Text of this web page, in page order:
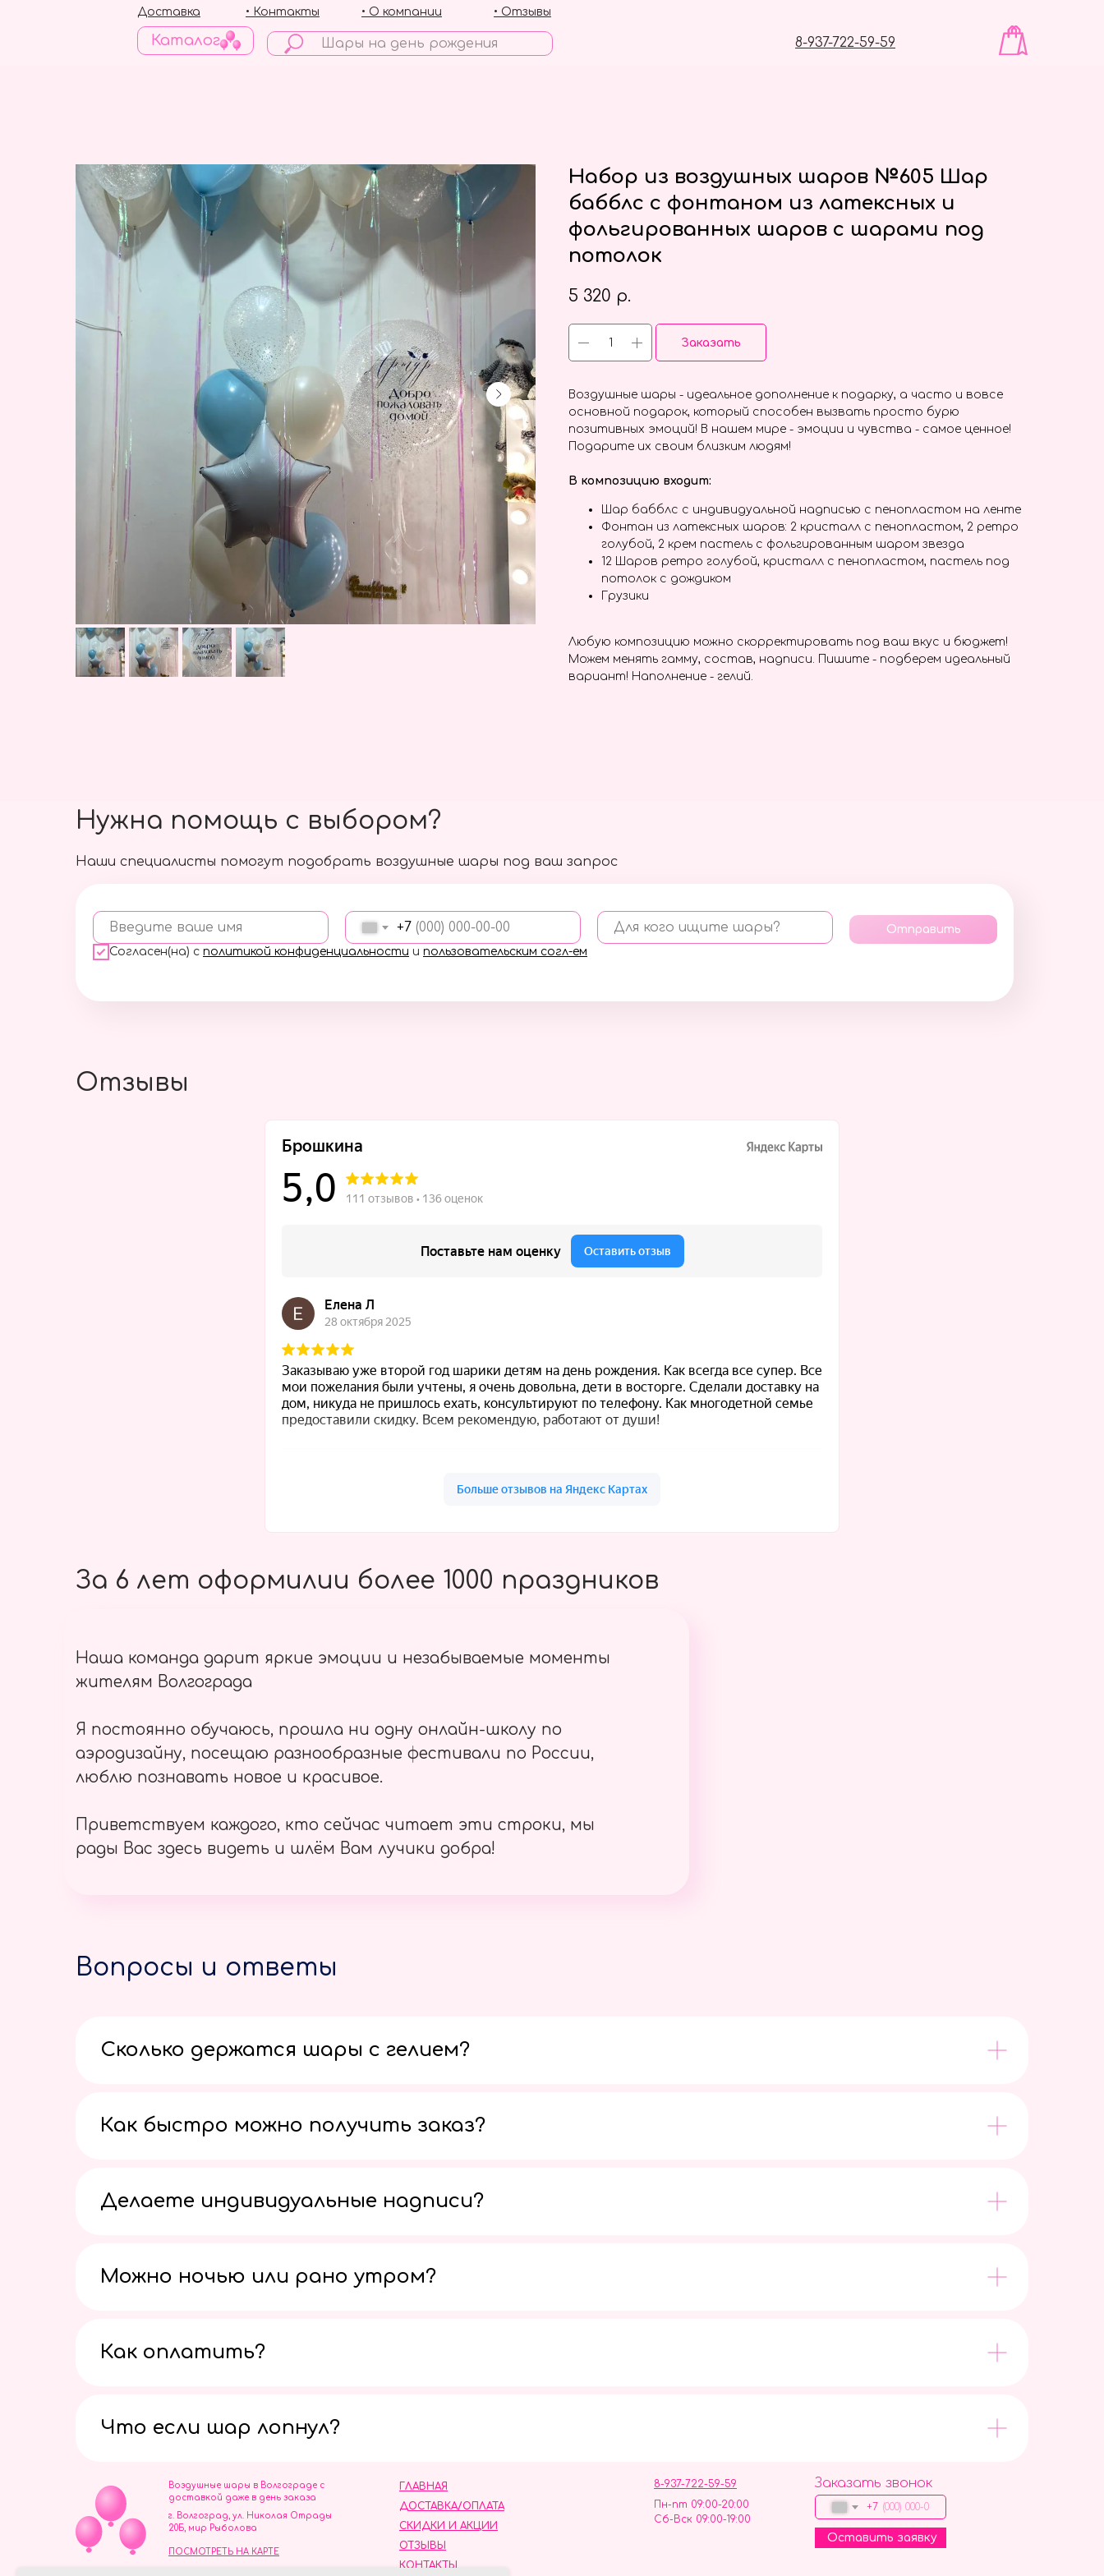
Каталог 8-937-722-59-59
• Отзывы
• О компании
• Контакты
Доставка
Набор из воздушных шаров №605 Шар
бабблс с фонтаном из латексных и
фольгированных шаров с шарами под
потолок
5 320 р.
Заказать
Воздушные шары - идеальное дополнение к подарку, а часто и вовсе
основной подарок, который способен вызвать просто бурю
позитивных эмоций! В нашем мире - эмоции и чувства - самое ценное!
Подарите их своим близким людям!
В композицию входит:
Шар бабблс с индивидуальной надписью с пенопластом на ленте
Фонтан из латексных шаров: 2 кристалл с пенопластом, 2 ретро
голубой, 2 крем пастель с фольгированным шаром звезда
12 Шаров ретро голубой, кристалл с пенопластом, пастель под
потолок с дождиком
Грузики
Любую композицию можно скорректировать под ваш вкус и бюджет!
Можем менять гамму, состав, надписи. Пишите - подберем идеальный
вариант! Наполнение - гелий.
Наши специалисты помогут подобрать воздушные шары под ваш запрос
Введите ваше имя +7 Для кого ищите шары?
Согласен(на) с политикой конфиденциальности и пользовательским согл-ем
Отправить
Нужна помощь с выбором?
Отзывы
За 6 лет оформилии более 1000 праздников
Наша команда дарит яркие эмоции и незабываемые моменты
жителям Волгограда
Я постоянно обучаюсь, прошла ни одну онлайн-школу по
аэродизайну, посещаю разнообразные фестивали по России,
люблю познавать новое и красивое.
Приветствуем каждого, кто сейчас читает эти строки, мы
рады Вас здесь видеть и шлём Вам лучики добра!
Вопросы и ответы
Сколько держатся шары с гелием?
Как быстро можно получить заказ?
Делаете индивидуальные надписи?
Можно ночью или рано утром?
Как оплатить?
Что если шар лопнул?
ОТЗЫВЫ
ГЛАВНАЯ
ДОСТАВКА/ОПЛАТА
СКИДКИ И АКЦИИ
КОНТАКТЫ
8-937-722-59-59
Пн-пт 09:00-20:00
Сб-Вск 09:00-19:00
Воздушные шары в Волгограде с
доставкой даже в день заказа
Заказать звонок
+7
Оставить заявку
г. Волгоград, ул. Николая Отрады
20Б, мир Рыболова
ПОСМОТРЕТЬ НА КАРТЕ